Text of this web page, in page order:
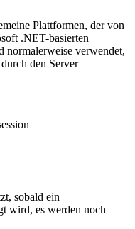
Plattformen, der von
.NET-basierten
normalerweise verwendet,
den Server
sobald ein
wird, es werden noch